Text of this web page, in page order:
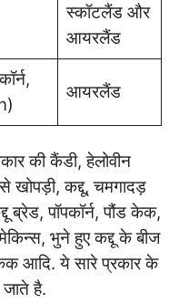
स्कॉटलैंड और
आयरलैंड
आयरलैंड
की कैंडी, हेलोवीन
कद्दू, चमगादड़
ब्रेड, पॉपकॉर्न, पौंड केक,
भुने हुए कद्दू के बीज
आदि. ये सारे प्रकार के
जाते है.